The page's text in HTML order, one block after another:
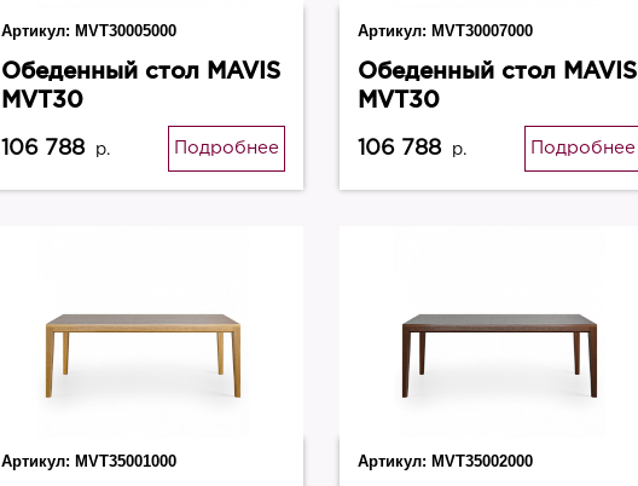
Артикул: MVT30005000
Обеденный стол MAVIS
MVT30
106 788 р. Подробнее
Артикул: MVT30007000
Обеденный стол MAVIS
MVT30
106 788 р. Подробнее
Артикул: MVT35001000 Артикул: MVT35002000